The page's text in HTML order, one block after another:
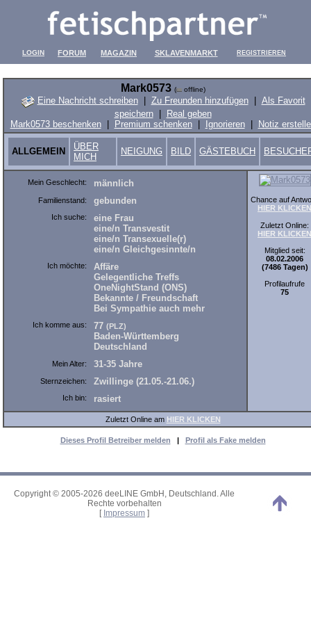
LOGIN FORUM MAGAZIN SKLAVENMARKT REGISTRIEREN
Mark0573 ( offline)
Eine Nachricht schreiben| Zu Freunden hinzufügen| Als Favorit
speichern|
Real geben
Mark0573 beschenken| Premium schenken| Ignorieren| Notiz
ALLGEMEIN
ÜBER
MICH
NEIGUNG BILD GÄSTEBUCH
Mein Geschlecht: männlich
Familienstand: gebunden
Ich suche:
eine Frau
eine/n Transvestit
eine/n Transexuelle(r)
eine/n Gleichgesinnte/n
Ich möchte:
Affäre
Gelegentliche Treffs
OneNightStand (ONS)
Bekannte / Freundschaft
Bei Sympathie auch mehr
Ich komme aus: 77 (PLZ)
Baden-Württemberg
Deutschland
Mein Alter: 31-35 Jahre
Sternzeichen: Zwillinge (21.05.-21.06.)
Ich bin: rasiert
Chance auf
HIER KLICKEN
Zuletzt Online:
HIER KLICKEN
Mitglied seit:
08.02.2006
(7486 Tagen)
Profilaufrufe
75
Zuletzt Online am HIER KLICKEN
Dieses Profil Betreiber melden | Profil als Fake melden
Copyright © 2005-2026 deeLINE GmbH, Deutschland. Alle
Rechte vorbehalten
[ Impressum ]